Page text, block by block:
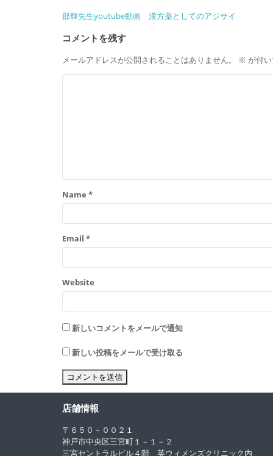
邵輝先生youtube動画 漢方薬としてのアジサイ
コメントを残す
メールアドレスが公開されることはありません。 ※ が付
Name *
Email *
Website
新しいコメントをメールで通知
新しい投稿をメールで受け取る
店舗情報
〒６５０－００２１
神戸市中央区三宮町１－１－２
三宮セントラルビル４階 英ウィメンズクリニック内